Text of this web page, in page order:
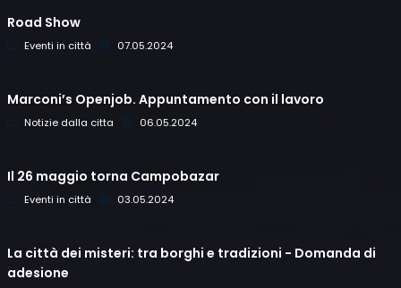
Road Show
Eventi in città 07.05.2024
Marconi’s Openjob. Appuntamento con il lavoro
Notizie dalla citta 06.05.2024
Il 26 maggio torna Campobazar
Eventi in città 03.05.2024
La città dei misteri: tra borghi e tradizioni - Domanda di
adesione